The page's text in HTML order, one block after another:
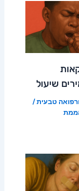
שיעול
טבעית/